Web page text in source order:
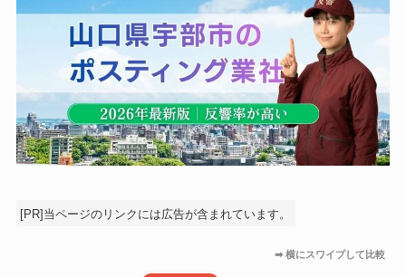
[PR]当ページのリンクには広告が含まれています。